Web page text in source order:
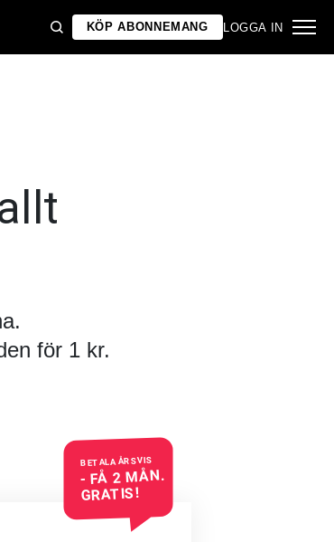
KÖP ABONNEMANG LOGGA IN
för 1 kr.
BETALA ÅRSVIS
- FÅ 2 MÅN.
GRATIS!